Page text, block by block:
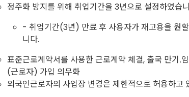
정주화 방지를 위해 취업기간을 3년으로 설정하였습
- 취업기간(3년) 만료 후 사용자가 재고용을 원
니다.
표준근로계약서를 사용한 근로계약 체결, 출국 만기․
(근로자) 가입 의무화
외국인근로자의 사업장 변경은 제한적으로 허용하고